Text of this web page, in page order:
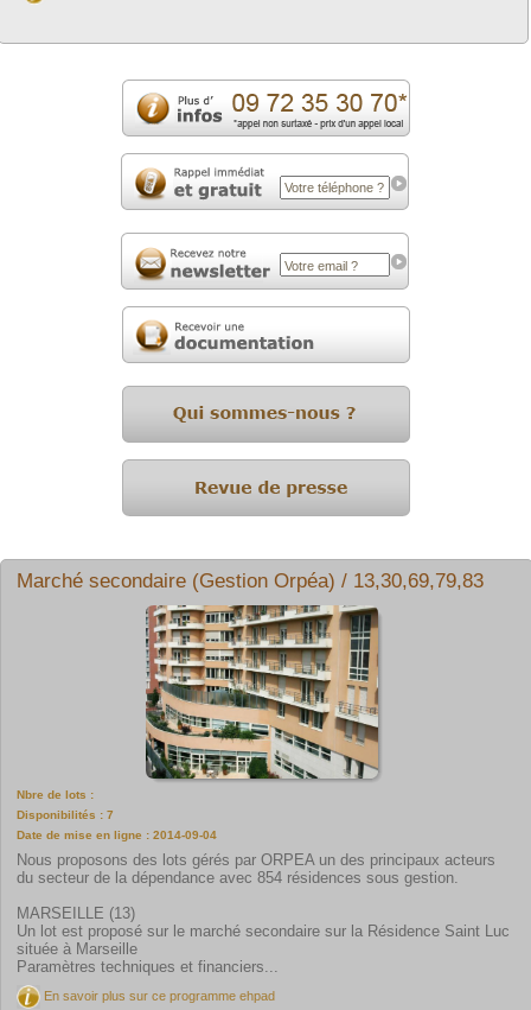
Marché secondaire (Gestion Orpéa) / 13,30,69,79,83
Nbre de lots :
Disponibilités : 7
Date de mise en ligne : 2014-09-04
Nous proposons des lots gérés par ORPEA un des principaux acteurs
du secteur de la dépendance avec 854 résidences sous gestion.
MARSEILLE (13)
Un lot est proposé sur le marché secondaire sur la Résidence Saint Luc
située à Marseille
Paramètres techniques et financiers...
En savoir plus sur ce programme ehpad